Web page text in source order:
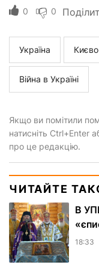
0 0
Україна
Війна в Україні
Якщо ви помітили
натисніть Ctrl+Enter
про це редакцію.
ЧИТАЙТЕ
В
18:33